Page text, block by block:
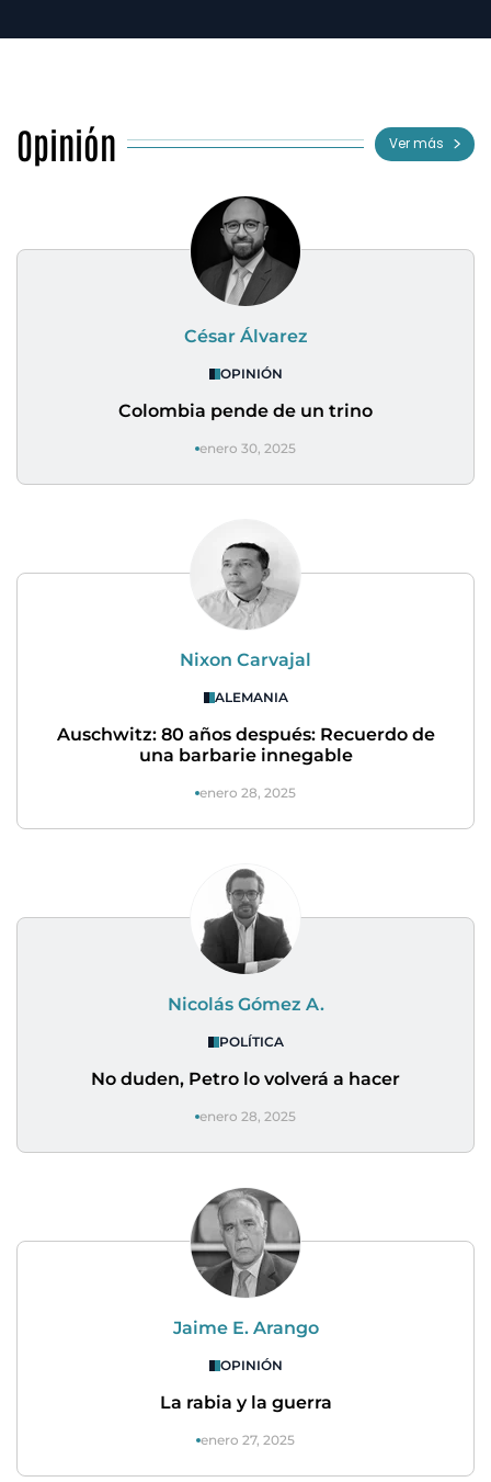
Opinión Ver más
César Álvarez
OPINIÓN
Colombia pende de un trino
enero 30, 2025
Nixon Carvajal
ALEMANIA
Auschwitz: 80 años después: Recuerdo de
una barbarie innegable
enero 28, 2025
Nicolás Gómez A.
POLÍTICA
No duden, Petro lo volverá a hacer
enero 28, 2025
Jaime E. Arango
OPINIÓN
La rabia y la guerra
enero 27, 2025